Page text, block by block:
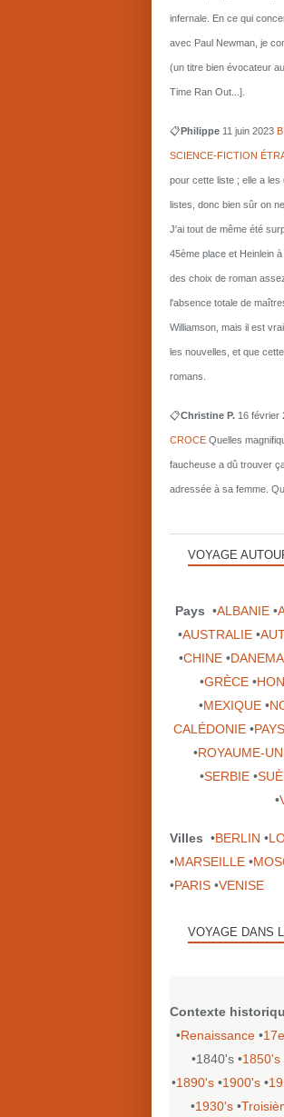
infernale. En ce qui
avec Paul Newman, je
(un titre bien évocateur
Time Ran Out...].
📋Philippe 11 juin 2023
SCIENCE-FICTION
pour cette liste ; elle a
listes, donc bien sûr on
J'ai tout de même été
45ème place et Heinlein
des choix de roman
l'absence totale de
Williamson, mais il est
les nouvelles, et que
romans.
📋Christine P. 16 février
CROCE Quelles
faucheuse a dû trouver
adressée à sa femme.
VOYAGE
Pays •ALBANIE•
•AUSTRALIE•
•CHINE •
•GRÈCE•
•MEXIQUE •
CALÉDONIE •
•ROYAUME-
•SERBIE•
•
Villes •BERLIN •
•MARSEILLE •
•PARIS •VENISE
VOYAGE DANS
Contexte
•Renaissance •
•1840's •1850's
•1890's •1900's •
•1930's •